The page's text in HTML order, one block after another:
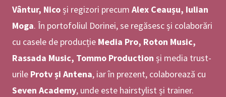
Vântur, Nicoși regizori precum Alex Ceaușu, Iulian
Moga. În portofoliul Dorinei, se regăsesc și colaborări
cu casele de producție Media Pro, Roton Music,
Rassada Music, Tommo Production și media trust-
urile Protv și Antena, iar în prezent, colaborează cu
Seven Academy, unde este hairstylist și trainer.